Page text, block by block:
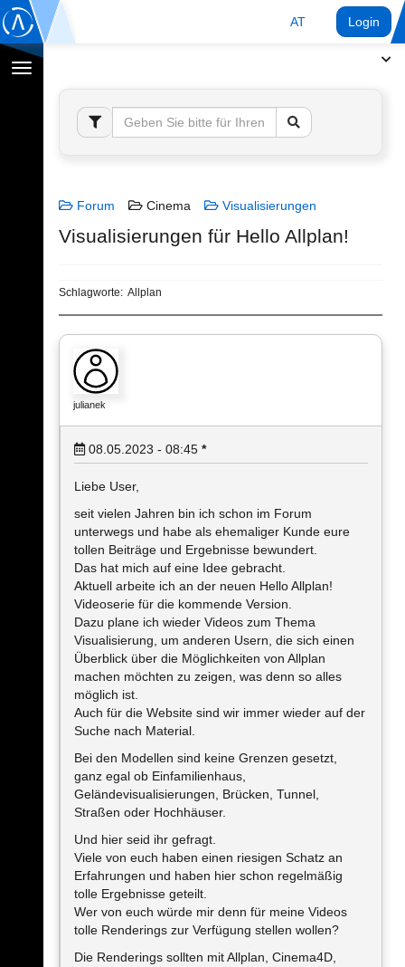
AT Login
Navigation
umschalten
Forum Cinema Visualisierungen
Visualisierungen für Hello Allplan!
Schlagworte: Allplan
julianek
08.05.2023 - 08:45 *
Liebe User,
seit vielen Jahren bin ich schon im Forum
unterwegs und habe als ehemaliger Kunde eure
tollen Beiträge und Ergebnisse bewundert.
Das hat mich auf eine Idee gebracht.
Aktuell arbeite ich an der neuen Hello Allplan!
Videoserie für die kommende Version.
Dazu plane ich wieder Videos zum Thema
Visualisierung, um anderen Usern, die sich einen
Überblick über die Möglichkeiten von Allplan
machen möchten zu zeigen, was denn so alles
möglich ist.
Auch für die Website sind wir immer wieder auf der
Suche nach Material.
Bei den Modellen sind keine Grenzen gesetzt,
ganz egal ob Einfamilienhaus,
Geländevisualisierungen, Brücken, Tunnel,
Straßen oder Hochhäuser.
Und hier seid ihr gefragt.
Viele von euch haben einen riesigen Schatz an
Erfahrungen und haben hier schon regelmäßig
tolle Ergebnisse geteilt.
Wer von euch würde mir denn für meine Videos
tolle Renderings zur Verfügung stellen wollen?
Die Renderings sollten mit Allplan, Cinema4D,